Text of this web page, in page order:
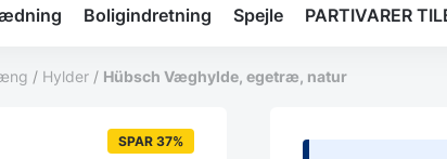
Boligindretning Spejle PARTIVARER
/ Hylder / Hübsch Væghylde, egetræ, natur
SPAR 37%